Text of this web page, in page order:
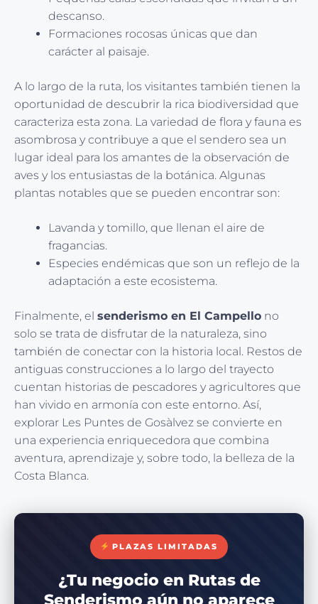
descanso.
Formaciones rocosas únicas que dan
carácter al paisaje.
A lo largo de la ruta, los visitantes también tienen la
oportunidad de descubrir la rica biodiversidad que
caracteriza esta zona. La variedad de flora y fauna es
asombrosa y contribuye a que el sendero sea un
lugar ideal para los amantes de la observación de
aves y los entusiastas de la botánica. Algunas
plantas notables que se pueden encontrar son:
Lavanda y tomillo, que llenan el aire de
fragancias.
Especies endémicas que son un reflejo de la
adaptación a este ecosistema.
Finalmente, el senderismo en El Campello no
solo se trata de disfrutar de la naturaleza, sino
también de conectar con la historia local. Restos de
antiguas construcciones a lo largo del trayecto
cuentan historias de pescadores y agricultores que
han vivido en armonía con este entorno. Así,
explorar Les Puntes de Gosàlvez se convierte en
una experiencia enriquecedora que combina
aventura, aprendizaje y, sobre todo, la belleza de la
Costa Blanca.
PLAZAS LIMITADAS
¿Tu negocio en Rutas de